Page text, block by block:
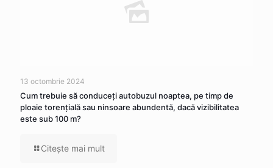
13 octombrie 2024
Cum trebuie să conduceţi autobuzul noaptea, pe timp de
ploaie torenţială sau ninsoare abundentă, dacă vizibilitatea
este sub 100 m?
Citeşte mai mult